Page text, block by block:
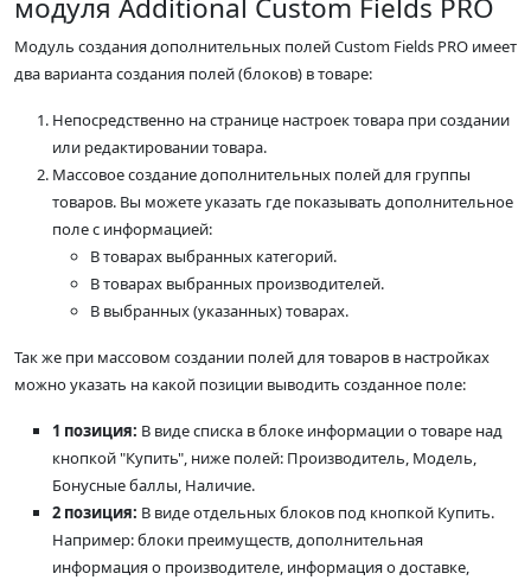
модуля Additional Custom Fields PRO
Модуль создания дополнительных полей Custom Fields PRO имеет
два варианта создания полей (блоков) в товаре:
Непосредственно на странице настроек товара при создании
или редактировании товара.
Массовое создание дополнительных полей для группы
товаров. Вы можете указать где показывать дополнительное
поле с информацией:
В товарах выбранных категорий.
В товарах выбранных производителей.
В выбранных (указанных) товарах.
Так же при массовом создании полей для товаров в настройках
можно указать на какой позиции выводить созданное поле:
1 позиция: В виде списка в блоке информации о товаре над
кнопкой "Купить", ниже полей: Производитель, Модель,
Бонусные баллы, Наличие.
2 позиция: В виде отдельных блоков под кнопкой Купить.
Например: блоки преимуществ, дополнительная
информация о производителе, информация о доставке,